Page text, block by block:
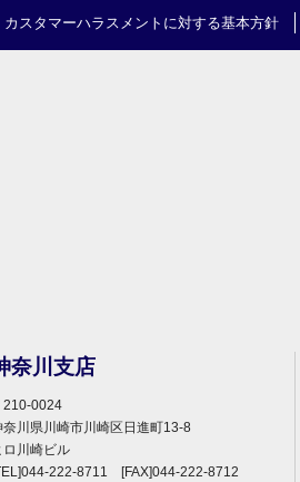
カスタマーハラスメントに対する基本方針
奈川支店
210-0024
奈川県川崎市川崎区日進町13-8
ロ川崎ビル
222-8711 [FAX]044-222-8712